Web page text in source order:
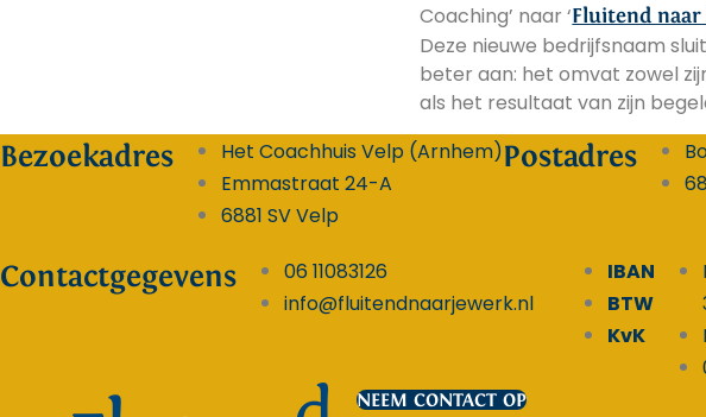
Coaching’ naar ‘Fluitend
Deze nieuwe bedrijfsnaam
beter aan: het omvat zowel
als het resultaat van zijn
Bezoekadres
Het Coachhuis Velp (Arnhem)
Emmastraat 24-A
6881 SV Velp
Postadres
Contactgegevens
06 11083126
info@fluitendnaarjewerk.nl
IBAN
BTW
KvK
NEEM CONTACT OP